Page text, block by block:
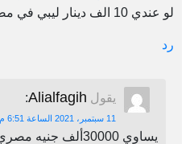
لو عندي 10 الف دينار ليبي في مصر يعملو كام مصري
رد
يقول Alialfagih
:
11 سبتمبر، 2021 الساعة 6:51 م
يساوي 30000ألف جنيه مصري